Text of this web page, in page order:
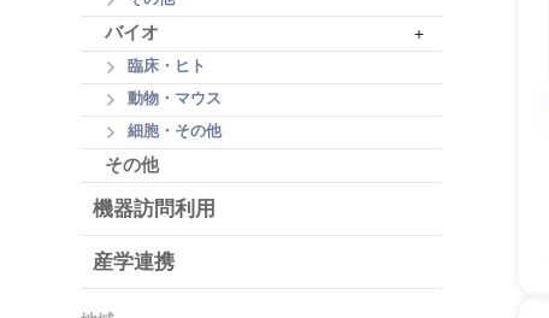
バイオ +
臨床・ヒト
動物・マウス
細胞・その他
その他
機器訪問利用
産学連携